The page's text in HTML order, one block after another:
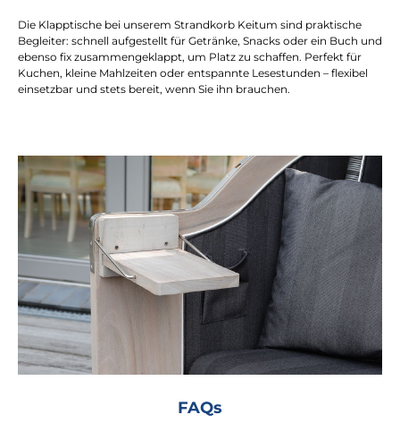
Die Klapptische bei unserem Strandkorb Keitum sind praktische
Begleiter: schnell aufgestellt für Getränke, Snacks oder ein Buch und
ebenso fix zusammengeklappt, um Platz zu schaffen. Perfekt für
Kuchen, kleine Mahlzeiten oder entspannte Lesestunden – flexibel
einsetzbar und stets bereit, wenn Sie ihn brauchen.
FAQs